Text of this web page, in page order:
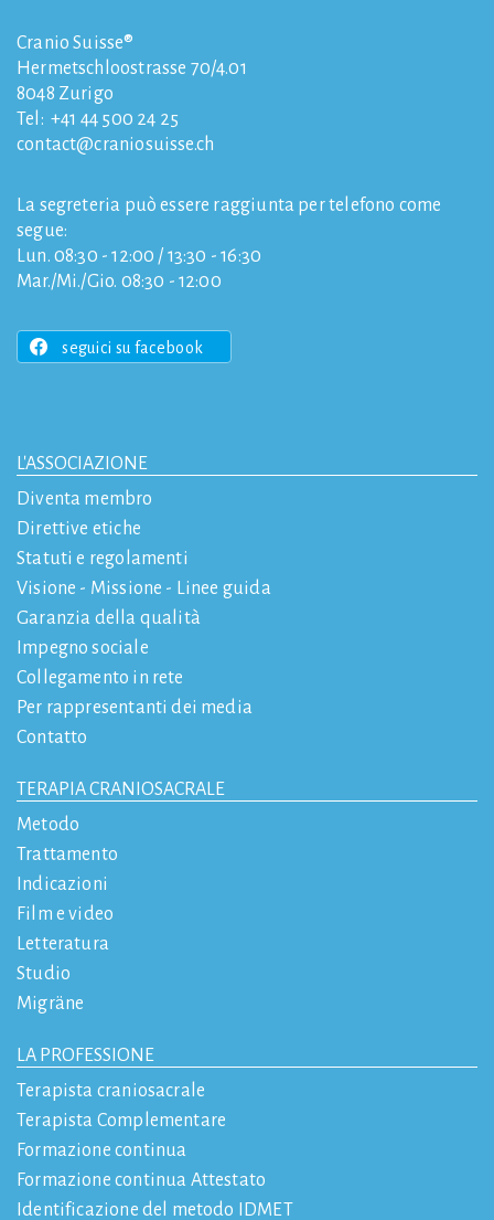
Cranio Suisse®
Hermetschloostrasse 70/4.01
8048 Zurigo
Tel: +41 44 500 24 25
contact
craniosuisse.ch
La segreteria può essere raggiunta per telefono come
segue:
Lun. 08:30 - 12:00 / 13:30 - 16:30
Mar./Mi./Gio. 08:30 - 12:00
seguici su facebook
L'ASSOCIAZIONE
Diventa membro
Direttive etiche
Statuti e regolamenti
Visione - Missione - Linee guida
Garanzia della qualità
Impegno sociale
Collegamento in rete
Per rappresentanti dei media
Contatto
TERAPIA CRANIOSACRALE
Metodo
Trattamento
Indicazioni
Film e video
Letteratura
Studio
Migräne
LA PROFESSIONE
Terapista craniosacrale
Terapista Complementare
Formazione continua
Formazione continua Attestato
Identificazione del metodo IDMET